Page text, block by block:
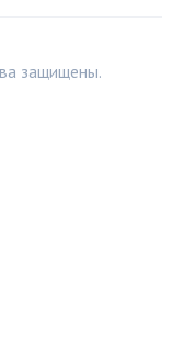
защищены.